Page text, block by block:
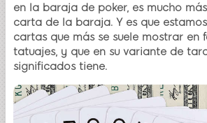
en la baraja de poker, es mucho
carta de la baraja. Y es que
cartas que más se suele mostrar en
tatuajes, y que en su variante de
significados tiene.